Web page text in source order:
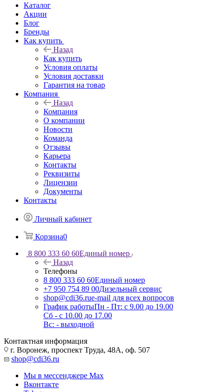
Каталог
Акции
Блог
Бренды
Как купить
Назад
Как купить
Условия оплаты
Условия доставки
Гарантия на товар
Компания
Назад
Компания
О компании
Новости
Команда
Отзывы
Карьера
Контакты
Реквизиты
Лицензии
Документы
Контакты
Личный кабинет
Корзина0
8 800 333 60 60Единый номер
Назад
Телефоны
8 800 333 60 60Единый номер
+7 950 754 89 00Дизельный сервис
shop@cdi36.rue-mail для всех вопросов
График работыПн - Пт: с 9.00 до 19.00
Сб - с 10.00 до 17.00
Вс: - выходной
Контактная информация
г. Воронеж, проспект Труда, 48А, оф. 507
shop@cdi36.ru
Мы в мессенджере Max
Вконтакте